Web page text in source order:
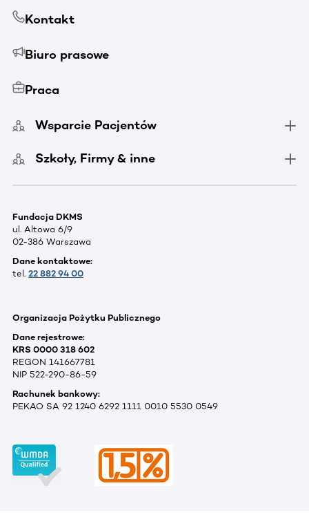
Kontakt
Biuro prasowe
Praca
Wsparcie Pacjentów
Szkoły, Firmy & inne
Fundacja DKMS
ul. Altowa 6/9
02-386 Warszawa
Dane kontaktowe:
tel. 22 882 94 00
Organizacja Pożytku Publicznego
Dane rejestrowe:
KRS 0000 318 602
REGON 141667781
NIP 522-290-86-59
Rachunek bankowy:
PEKAO SA 92 1240 6292 1111 0010 5530 0549